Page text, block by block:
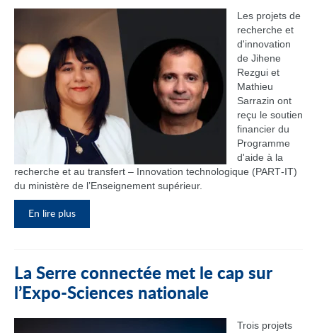
Les projets de
recherche et
d'innovation
de Jihene
Rezgui et
Mathieu
Sarrazin ont
reçu le soutien
financier du
Programme
d'aide à la
recherche et au transfert – Innovation technologique (PART‑IT)
du ministère de l’Enseignement supérieur.
En lire plus
La Serre connectée met le cap sur
l’Expo-Sciences nationale
Trois projets